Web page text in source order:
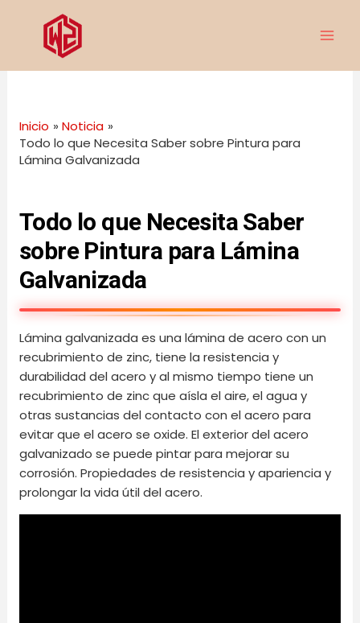
contenido
Inicio
Noticia
Todo lo que Necesita Saber sobre Pintura para
Lámina Galvanizada
Todo lo que Necesita Saber
sobre Pintura para Lámina
Galvanizada
Lámina galvanizada es una lámina de acero con un
recubrimiento de zinc, tiene la resistencia y
durabilidad del acero y al mismo tiempo tiene un
recubrimiento de zinc que aísla el aire, el agua y
otras sustancias del contacto con el acero para
evitar que el acero se oxide. El exterior del acero
galvanizado se puede pintar para mejorar su
corrosión. Propiedades de resistencia y apariencia y
prolongar la vida útil del acero.
de
entradas